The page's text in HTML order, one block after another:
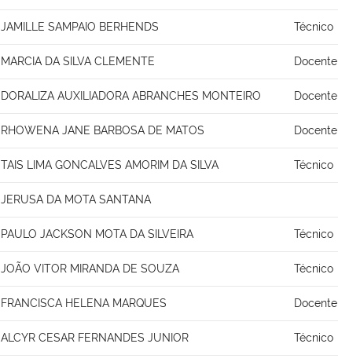
JAMILLE SAMPAIO BERHENDS Técnico
MARCIA DA SILVA CLEMENTE Docente
DORALIZA AUXILIADORA ABRANCHES MONTEIRO Docente
RHOWENA JANE BARBOSA DE MATOS Docente
TAIS LIMA GONCALVES AMORIM DA SILVA Técnico
JERUSA DA MOTA SANTANA
PAULO JACKSON MOTA DA SILVEIRA Técnico
JOÃO VITOR MIRANDA DE SOUZA Técnico
FRANCISCA HELENA MARQUES Docente
ALCYR CESAR FERNANDES JUNIOR Técnico